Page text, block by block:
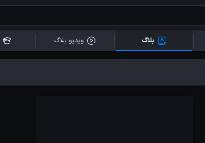
بلاگ ویدیو بلاگ
آموزش ها